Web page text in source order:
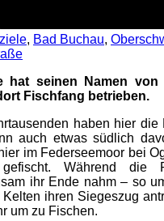
, Bad Buchau,
hat seinen Namen
Fischfang betrieben.
haben hier die
auch etwas südlich
im Federseemoor bei
gefischt. Während die
ihr Ende nahm – so
ihren Siegeszug
um zu Fischen.